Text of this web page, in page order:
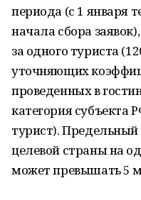
периода (с 1 января
начала сбора
за одного туриста
уточняющих
проведенных в
категория субъекта
турист).
целевой страны на
может превышать 5